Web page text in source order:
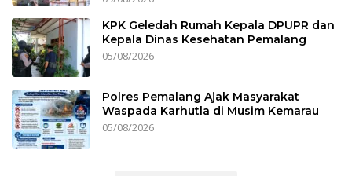
KPK Geledah Rumah Kepala DPUPR dan
Kepala Dinas Kesehatan Pemalang
05/08/2026
Polres Pemalang Ajak Masyarakat
Waspada Karhutla di Musim Kemarau
05/08/2026